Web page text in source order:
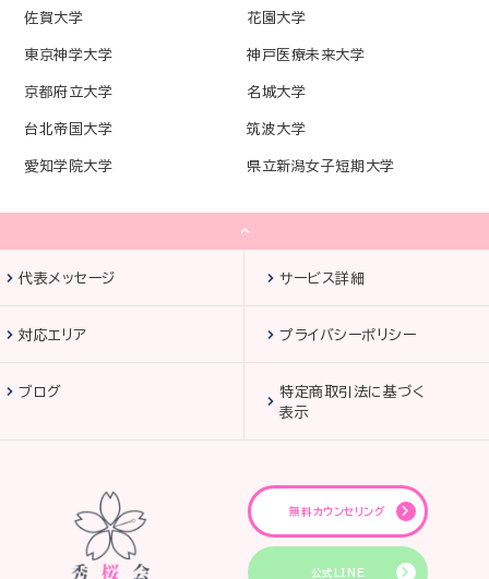
佐賀大学 花園大学
東京神学大学 神戸医療未来大学
京都府立大学 名城大学
台北帝国大学 筑波大学
愛知学院大学 県立新潟女子短期大学
代表メッセージ サービス詳細
対応エリア プライバシーポリシー
ブログ
特定商取引法に基づく
表示
無料カウンセリング
公式LINE